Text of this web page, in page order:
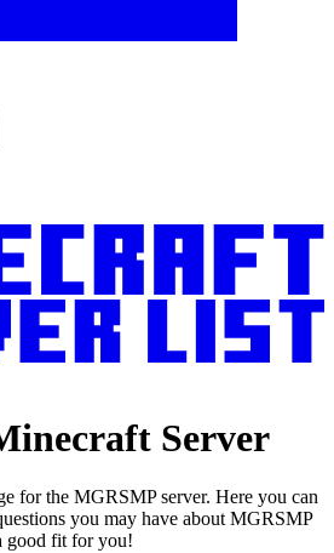
Server
for the MGRSMP server. Here you can
you may have about MGRSMP
good fit for you!